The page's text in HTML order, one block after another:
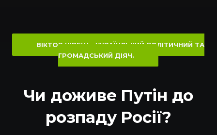
ВІКТОР ШВЕЦЬ. УКРАЇНСЬКИЙ ПОЛІТИЧНИЙ ТА
ГРОМАДСЬКИЙ ДІЯЧ.
Чи доживе Путін до
розпаду Росії?